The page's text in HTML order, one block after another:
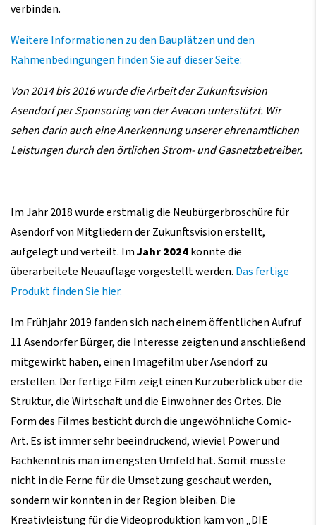
verbinden.
Weitere Informationen zu den Bauplätzen und den
Rahmenbedingungen finden Sie auf dieser Seite:
Von 2014 bis 2016 wurde die Arbeit der Zukunftsvision
Asendorf per Sponsoring von der Avacon unterstützt. Wir
sehen darin auch eine Anerkennung unserer ehrenamtlichen
Leistungen durch den örtlichen Strom- und Gasnetzbetreiber.
Im Jahr 2018 wurde erstmalig die Neubürgerbroschüre für
Asendorf von Mitgliedern der Zukunftsvision erstellt,
aufgelegt und verteilt. ImJahr 2024konnte die
überarbeitete Neuauflage vorgestellt werden. Das fertige
Produkt finden Sie hier.
Im Frühjahr 2019 fanden sich nach einem öffentlichen Aufruf
11 Asendorfer Bürger, die Interesse zeigten und anschließend
mitgewirkt haben, einen Imagefilm über Asendorf zu
erstellen. Der fertige Film zeigt einen Kurzüberblick über die
Struktur, die Wirtschaft und die Einwohner des Ortes. Die
Form des Filmes besticht durch die ungewöhnliche Comic-
Art. Es ist immer sehr beeindruckend, wieviel Power und
Fachkenntnis man im engsten Umfeld hat. Somit musste
nicht in die Ferne für die Umsetzung geschaut werden,
sondern wir konnten in der Region bleiben. Die
Kreativleistung für die Videoproduktion kam von „DIE